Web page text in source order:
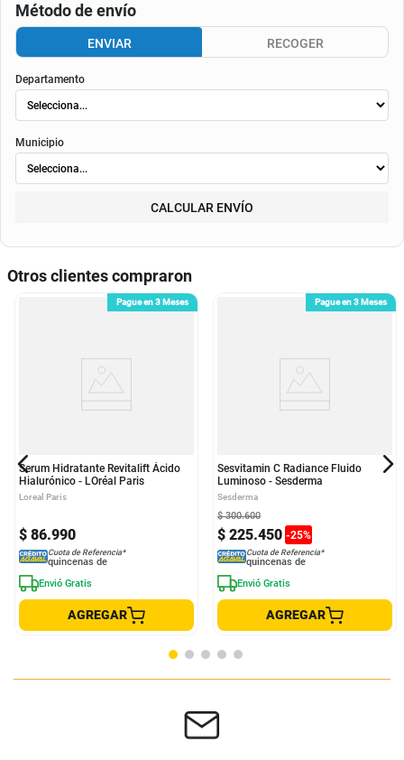
Método de envío
ENVIAR RECOGER
Departamento
Municipio
CALCULAR ENVÍO
Otros clientes compraron
Pague en 3 Meses
Serum Hidratante Revitalift Ácido
Hialurónico - LOréal Paris
Loreal Paris
$ 86.990
Cuota de Referencia*
quincenas de
Envió Gratis
AGREGAR
Pague en 3 Meses
Sesvitamin C Radiance Fluido
Luminoso - Sesderma
Sesderma
$ 225.450 -25%
$ 300.600
Cuota de Referencia*
quincenas de
Envió Gratis
AGREGAR